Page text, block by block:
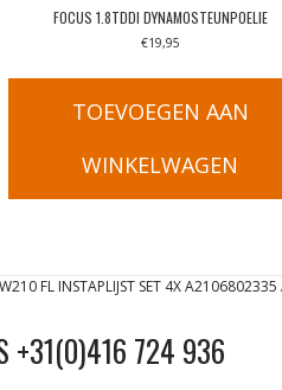
FOCUS 1.8TDDI DYNAMOSTEUNPOELIE
€19,95
TOEVOEGEN AAN
WINKELWAGEN
W210 FL INSTAPLIJST SET 4X
+31(0)416 724 936